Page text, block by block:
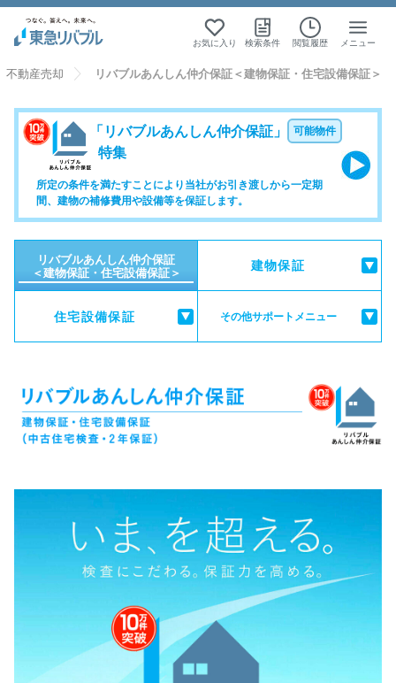
お気に入り 検索条件 閲覧履歴 メニュー
不動産売却 リバブルあんしん仲介保証＜建物保証・住宅設備保証＞
「リバブルあんしん仲介保証」 可能物件
特集
所定の条件を満たすことにより当社がお引き渡しから一定期
間、建物の補修費用や設備等を保証します。
リバブルあんしん仲介保証
＜建物保証・住宅設備保証＞
建物保証
誕生の背景 建物保証とは
建物保証までの流れ
住宅設備保証 その他サポートメニュー